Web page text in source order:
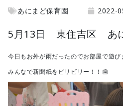
あにまど保育園 2022-
5月13日 東住吉区 あ
今日もお外が雨だったのでお部屋で遊
みんなで新聞紙をビリビリー！！📰